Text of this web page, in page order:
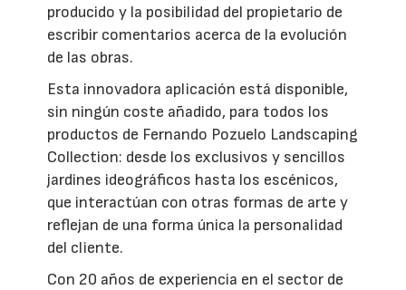
producido y la posibilidad del propietario de
escribir comentarios acerca de la evolución
de las obras.
Esta innovadora aplicación está disponible,
sin ningún coste añadido, para todos los
productos de Fernando Pozuelo Landscaping
Collection: desde los exclusivos y sencillos
jardines ideográficos hasta los escénicos,
que interactúan con otras formas de arte y
reflejan de una forma única la personalidad
del cliente.
Con 20 años de experiencia en el sector de